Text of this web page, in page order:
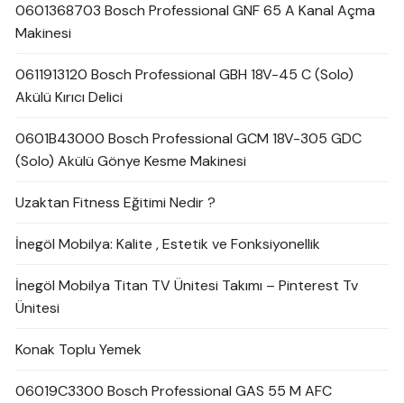
0601368703 Bosch Professional GNF 65 A Kanal Açma
Makinesi
0611913120 Bosch Professional GBH 18V-45 C (Solo)
Akülü Kırıcı Delici
0601B43000 Bosch Professional GCM 18V-305 GDC
(Solo) Akülü Gönye Kesme Makinesi
Uzaktan Fitness Eğitimi Nedir ?
İnegöl Mobilya: Kalite , Estetik ve Fonksiyonellik
İnegöl Mobilya Titan TV Ünitesi Takımı – Pinterest Tv
Ünitesi
Konak Toplu Yemek
06019C3300 Bosch Professional GAS 55 M AFC